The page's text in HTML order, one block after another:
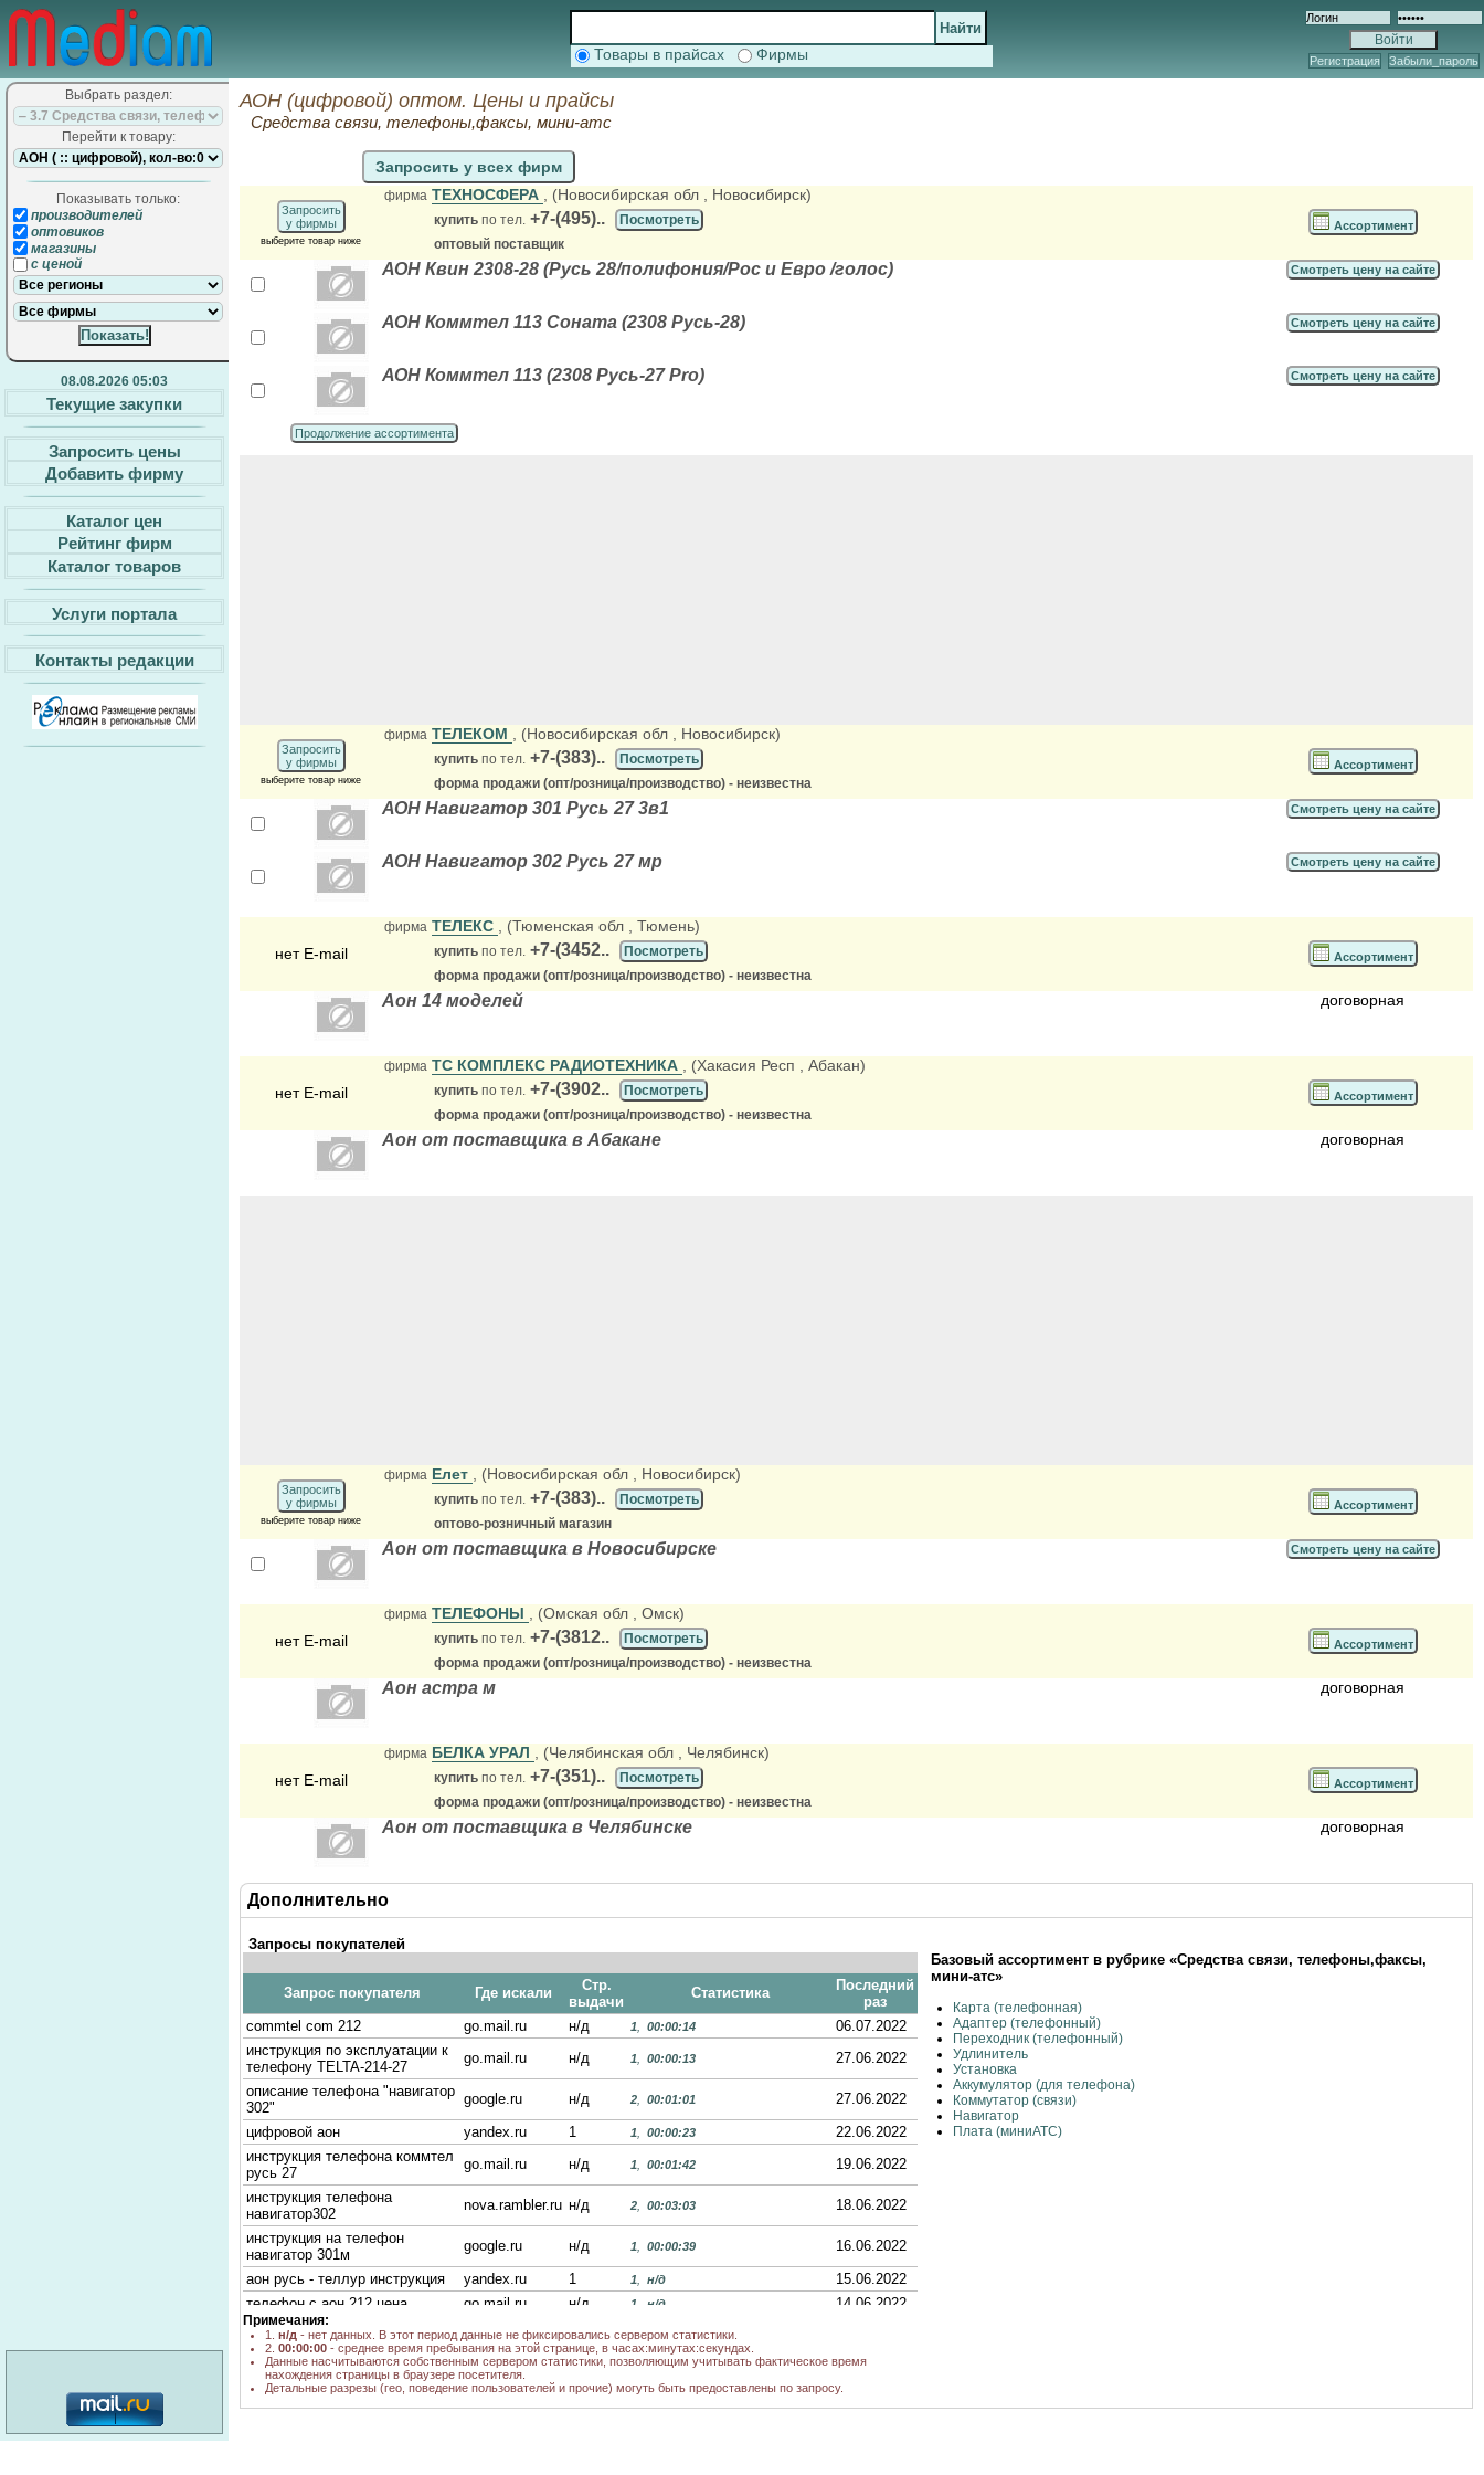
Товары в прайсах Фирмы Регистрация Забыли_пароль
Выбрать раздел:
Перейти к товару:
Показывать только:
производителей
оптовиков
магазины
с ценой
08.08.2026 05:03
Текущие закупки
Запросить цены
Добавить фирму
Каталог цен
Рейтинг фирм
Каталог товаров
Услуги портала
Контакты редакции
АОН (цифровой) оптом. Цены и прайсы
Средства связи, телефоны,факсы, мини-атс
Запросить у всех фирм
Запросить
у фирмы
выберите товар ниже
фирма ТЕХНОСФЕРА , (Новосибирская обл , Новосибирск)
купить по тел. +7-(495)..
Посмотреть
оптовый поставщик
Ассортимент
АОН Квин 2308-28 (Русь 28/полифония/Рос и Евро /голос) Смотреть цену на сайте
АОН Коммтел 113 Соната (2308 Русь-28) Смотреть цену на сайте
АОН Коммтел 113 (2308 Русь-27 Pro) Смотреть цену на сайте
Продолжение ассортимента
Запросить
у фирмы
выберите товар ниже
фирма ТЕЛЕКОМ , (Новосибирская обл , Новосибирск)
купить по тел. +7-(383)..
Посмотреть
форма продажи (опт/розница/производство) - неизвестна
Ассортимент
АОН Навигатор 301 Русь 27 3в1 Смотреть цену на сайте
АОН Навигатор 302 Русь 27 мр Смотреть цену на сайте
нет E-mail
фирма ТЕЛЕКС , (Тюменская обл , Тюмень)
купить по тел. +7-(3452..
Посмотреть
форма продажи (опт/розница/производство) - неизвестна
Ассортимент
Аон 14 моделей договорная
нет E-mail
фирма ТС КОМПЛЕКС РАДИОТЕХНИКА , (Хакасия Респ , Абакан)
купить по тел. +7-(3902..
Посмотреть
форма продажи (опт/розница/производство) - неизвестна
Ассортимент
Аон от поставщика в Абакане договорная
Запросить
у фирмы
выберите товар ниже
фирма Елет , (Новосибирская обл , Новосибирск)
купить по тел. +7-(383)..
Посмотреть
оптово-розничный магазин
Ассортимент
Аон от поставщика в Новосибирске Смотреть цену на сайте
нет E-mail
фирма ТЕЛЕФОНЫ , (Омская обл , Омск)
купить по тел. +7-(3812..
Посмотреть
форма продажи (опт/розница/производство) - неизвестна
Ассортимент
Аон астра м договорная
нет E-mail
фирма БЕЛКА УРАЛ , (Челябинская обл , Челябинск)
купить по тел. +7-(351)..
Посмотреть
форма продажи (опт/розница/производство) - неизвестна
Ассортимент
Аон от поставщика в Челябинске договорная
Дополнительно
Запросы покупателей
Запрос покупателя Где искали
Стр.
выдачи
Статистика
Последний
раз
commtel com 212
go.mail.ru н/д 1 00:00:14
06.07.2022
инструкция по эксплуатации к
телефону TELTA-214-27
go.mail.ru н/д 1 00:00:13
27.06.2022
описание телефона "навигатор
302"
google.ru н/д 2 00:01:01
27.06.2022
цифровой аон
yandex.ru 1 1 00:00:23
22.06.2022
инструкция телефона коммтел
русь 27
go.mail.ru н/д 1 00:01:42
19.06.2022
инструкция телефона
навигатор302
nova.rambler.ru н/д 2 00:03:03
18.06.2022
инструкция на телефон
навигатор 301м
google.ru н/д 1 00:00:39
16.06.2022
аон русь - теллур инструкция
yandex.ru 1 1 н/д
15.06.2022
телефон с аон 212 цена
go.mail.ru н/д 1 н/д
14.06.2022
настройка телефона
Навигатор-302
go.mail.ru н/д 1,00:00:11
инструкция коммтел - 113а
google.ru н/д 1,00:00:22
07.06.2022
инструкция к телефону Русь-
Теллур 3 в 1
Примечания:
1. н/д - нет данных. В этот период данные не фиксировались сервером статистики.
2. 00:00:00 - среднее время пребывания на этой странице, в часах:минутах:секундах.
Данные насчитываются собственным сервером статистики, позволяющим учитывать фактическое время
нахождения страницы в браузере посетителя.
Детальные разрезы (гео, поведение пользователей и прочие) могуть быть предоставлены по запросу.
Базовый ассортимент в рубрике «Средства связи, телефоны,факсы,
мини-атс»
Карта (телефонная)
Адаптер (телефонный)
Переходник (телефонный)
Удлинитель
Установка
Аккумулятор (для телефона)
Коммутатор (связи)
Навигатор
Плата (миниАТС)